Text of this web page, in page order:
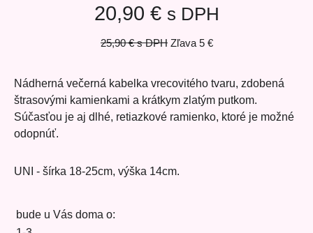
20,90 € s DPH
25,90 € s DPH Zľava 5 €
Nádherná večerná kabelka vrecovitého tvaru, zdobená
štrasovými kamienkami a krátkym zlatým putkom.
Súčasťou je aj dlhé, retiazkové ramienko, ktoré je možné
odopnúť.
UNI - šírka 18-25cm, výška 14cm.
bude u Vás doma o: